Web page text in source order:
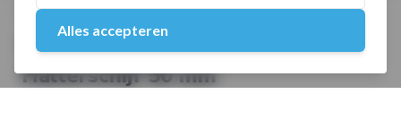
Alles accepteren
Home / 5 kg Polyurethaan 4 Grip Halterschijf 50 mm
5 kg Polyurethaan 4 Grip
Halterschijf 50 mm